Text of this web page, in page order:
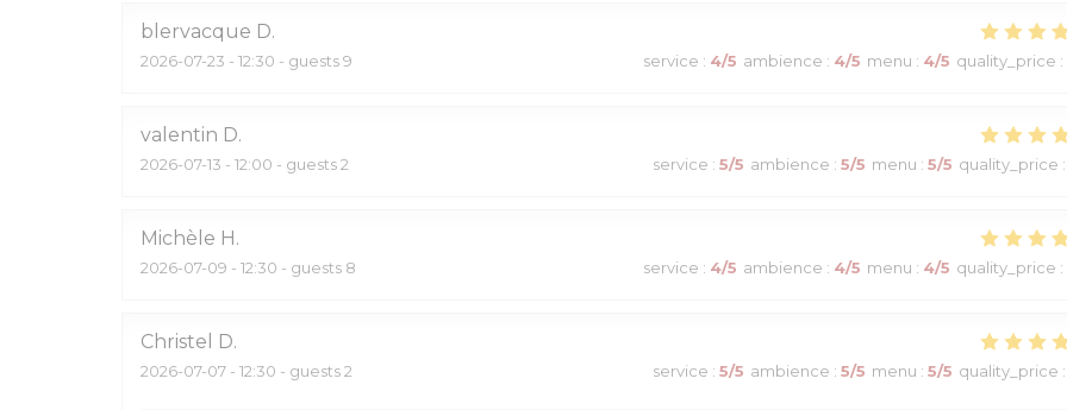
blervacque D
2026-07-23 - 12:30 - guests 9 service : 4/5 ambience : 4/5 menu : 4/5 quality_price :
valentin D
2026-07-13 - 12:00 - guests 2 service : 5/5 ambience : 5/5 menu : 5/5 quality_price :
Michèle H
2026-07-09 - 12:30 - guests 8 service : 4/5 ambience : 4/5 menu : 4/5 quality_price :
Christel D
2026-07-07 - 12:30 - guests 2 service : 5/5 ambience : 5/5 menu : 5/5 quality_price :